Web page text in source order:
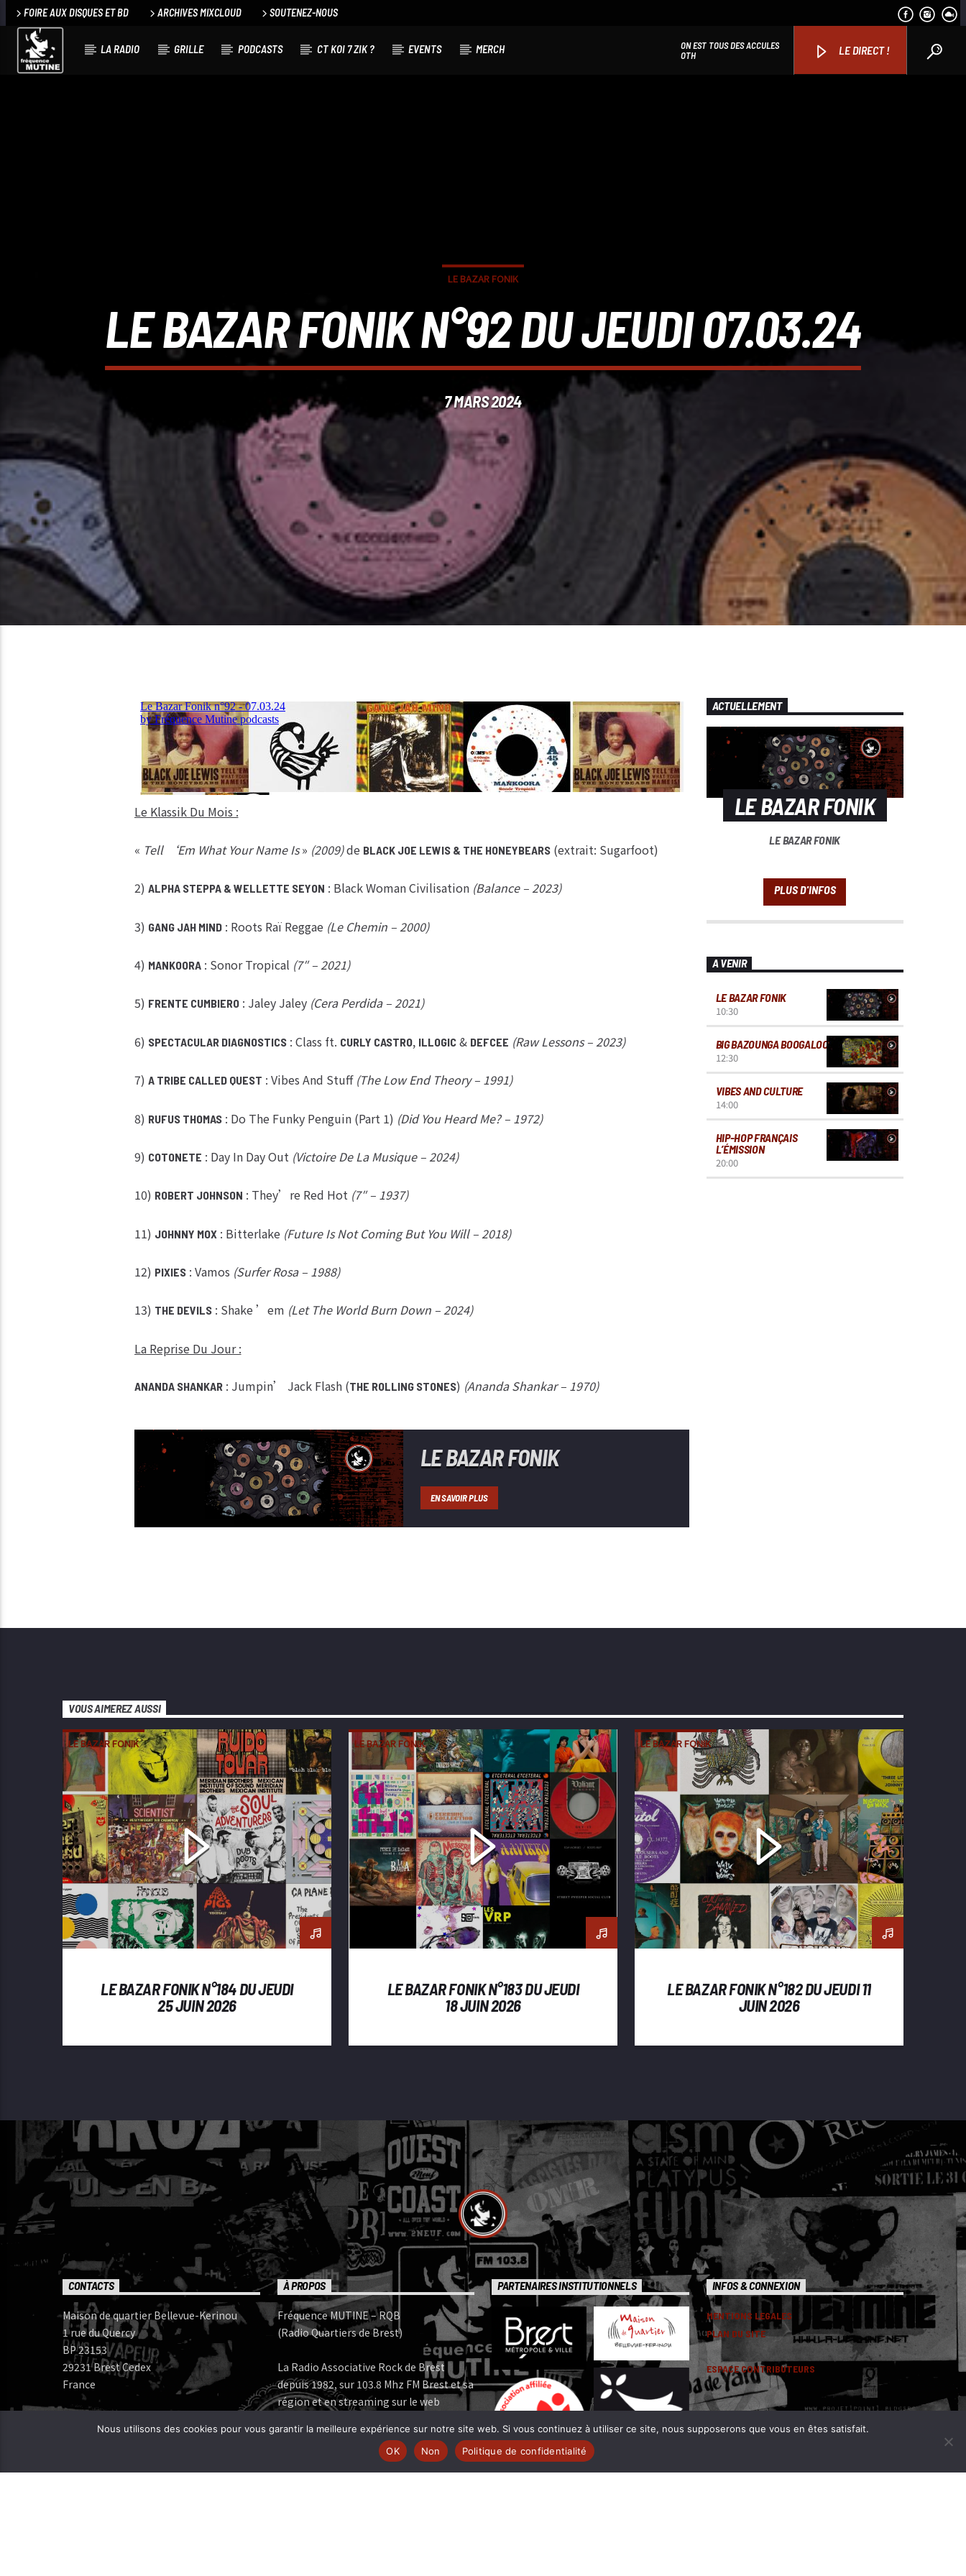
FOIRE AUX DISQUES ET BD ARCHIVES MIXCLOUD SOUTENEZ-NOUS
LA RADIO GRILLE PODCASTS CT KOI 7 ZIK ? EVENTS MERCH LE DIRECT !
ON EST TOUS DES ACCULES
OTH
LE BAZAR FONIK
LE BAZAR FONIK N°92 DU JEUDI 07.03.24
7 MARS 2024
Le Klassik Du Mois :
« Tell ‘Em What Your Name Is» (2009)de BLACK JOE LEWIS & THE HONEYBEARS(extrait: Sugarfoot)
2) ALPHA STEPPA & WELLETTE SEYON : Black Woman Civilisation (Balance – 2023)
3) GANG JAH MIND: Roots Raï Reggae (Le Chemin – 2000)
4) MANKOORA: Sonor Tropical (7″ – 2021)
5) FRENTE CUMBIERO: Jaley Jaley (Cera Perdida – 2021)
6) SPECTACULAR DIAGNOSTICS: Class ft. CURLY CASTRO, ILLOGIC& DEFCEE (Raw Lessons – 2023)
7) A TRIBE CALLED QUEST : Vibes And Stuff (The Low End Theory – 1991)
8) RUFUS THOMAS: Do The Funky Penguin (Part 1) (Did You Heard Me? – 1972)
9) COTONETE : Day In Day Out (Victoire De La Musique – 2024)
10) ROBERT JOHNSON : They’re Red Hot (7″ – 1937)
11) JOHNNY MOX: Bitterlake (Future Is Not Coming But You Will – 2018)
12) PIXIES: Vamos (Surfer Rosa – 1988)
13) THE DEVILS: Shake ’em (Let The World Burn Down – 2024)
La Reprise Du Jour :
ANANDA SHANKAR: Jumpin’ Jack Flash (THE ROLLING STONES) (Ananda Shankar – 1970)
LE BAZAR FONIK
EN SAVOIR PLUS
ACTUELLEMENT
LE BAZAR FONIK
LE BAZAR FONIK
A VENIR
LE BAZAR FONIK
10:30
BIG BAZOUNGA BOOGALOO
12:30
VIBES AND CULTURE
14:00
HIP-HOP FRANÇAIS
L’ÉMISSION
20:00
VOUS AIMEREZ AUSSI
LE BAZAR FONIK
LE BAZAR FONIK N°184 DU JEUDI
25 JUIN 2026
LE BAZAR FONIK
LE BAZAR FONIK N°183 DU JEUDI
18 JUIN 2026
LE BAZAR FONIK
LE BAZAR FONIK N°182 DU JEUDI 11
JUIN 2026
CONTACTS
Maison de quartier Bellevue-Kerinou
1 rue du Quercy
BP 23153
29231 Brest Cedex
France
Bureau: 02 98 05 07 96
Mail:
À PROPOS
Fréquence MUTINE – RQB
(Radio Quartiers de Brest)
La Radio Associative Rock de Brest
depuis 1982, sur 103.8 Mhz FM Brest et sa
région et en streaming sur le web
Fréquence MUTINE est membre:
FERAROCK | www.ferarock.org |
CORLAB | www.corlab.org|
PARTENAIRES INSTITUTIONNELS INFOS & CONNEXION
MENTIONS LEGALES
PLAN DU SITE
ESPACE CONTRIBUTEURS
Nous utilisons des cookies pour vous garantir la meilleure expérience sur notre site web. Si vous continuez à utiliser ce site, nous supposerons que vous en êtes satisfait.
OK
Non Politique de confidentialité